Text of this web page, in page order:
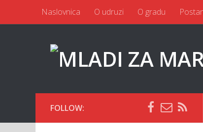
Naslovnica O udruzi O gradu
FOLLOW: